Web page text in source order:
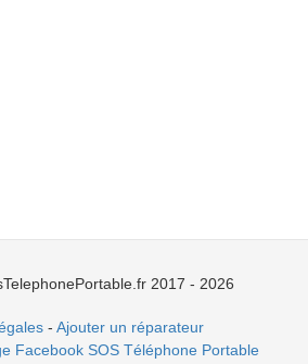
2017 - 2026
- Ajouter un réparateur